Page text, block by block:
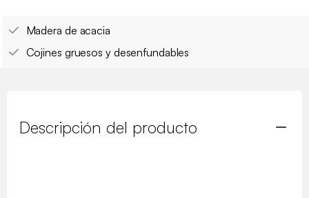
Madera de acacia
Cojines gruesos y desenfundables
Descripción del producto